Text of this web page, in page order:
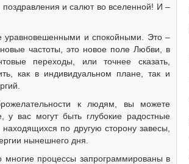
и салют во вселенной! И –
уравновешенными и спокойными. Это –
частоты, это новое поле Любви, в
переходы, или точнее сказать,
как в индивидуальном плане, так и
к людям, вы можете
у вас могут быть глубокие радостные
по другую сторону завесы,
нынешнего дня.
процессы запрограммированы в